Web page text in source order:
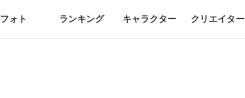
フォト ランキング キャラクター クリエイター